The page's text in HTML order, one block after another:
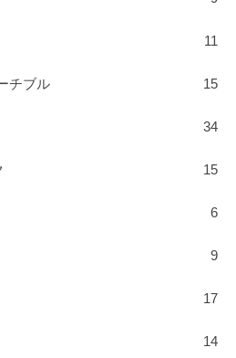
11
チブル 15
34
15
6
9
17
14